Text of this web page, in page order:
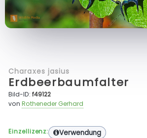
Charaxes jasius
Erdbeerbaumfalter
Bild-ID:f49122
vonRotheneder Gerhard
Einzellizenz: Verwendung